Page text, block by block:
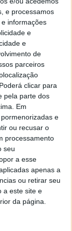
e processamos
informações
e
e
de
parceiros
clicar para
pela parte dos
Em
e
ou recusar o
processamento
seu
a esse
apenas a
ou retirar seu
a este site e
da página.
máximo de
do